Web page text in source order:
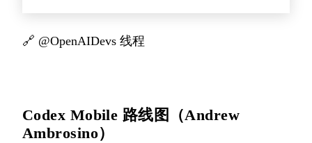
🔗 @OpenAIDevs 线程
Codex Mobile 路线图（Andrew
Ambrosino）